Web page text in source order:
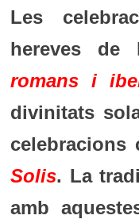
Les
hereves de
romans i
divinitats
Solis. La
amb